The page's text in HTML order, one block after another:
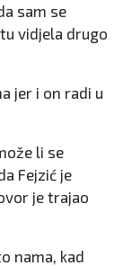
sam se
vidjela drugo
jer i on radi u
li se
Fejzić je
je trajao
nama, kad